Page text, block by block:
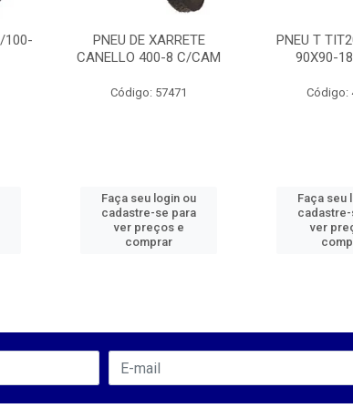
100-
PNEU DE XARRETE
CANELLO 400-8 C/CAM
Código: 57471
Faça seu login ou
cadastre-se para
ver preços e
comprar
PNEU T
90X90-
Código:
Faça seu
ver